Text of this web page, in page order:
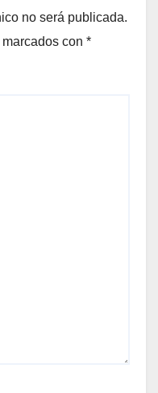
no será publicada.
con *